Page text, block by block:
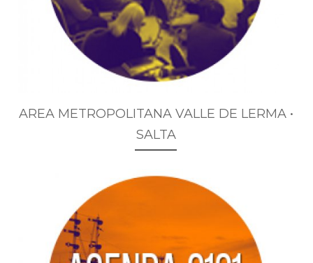
AREA METROPOLITANA VALLE DE LERMA •
SALTA